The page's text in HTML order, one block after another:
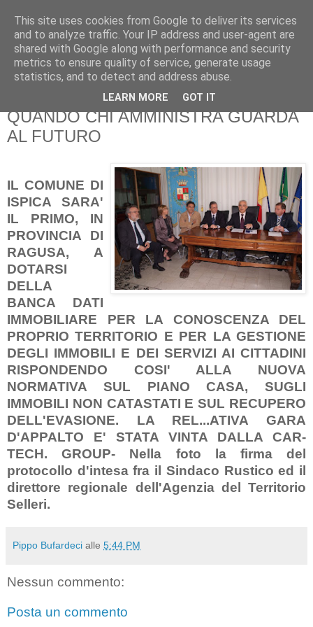
Pippo Bufardeci
La politica a Siracusa e dintorni
giovedì 27 maggio 2010
QUANDO CHI AMMINISTRA GUARDA
AL FUTURO
IL COMUNE DI
ISPICA SARA'
IL PRIMO, IN
PROVINCIA DI
RAGUSA, A
DOTARSI
DELLA
BANCA DATI
IMMOBILIARE PER LA CONOSCENZA DEL
PROPRIO TERRITORIO E PER LA GESTIONE
DEGLI IMMOBILI E DEI SERVIZI AI CITTADINI
RISPONDENDO COSI' ALLA NUOVA
NORMATIVA SUL PIANO CASA, SUGLI
IMMOBILI NON CATASTATI E SUL RECUPERO
DELL'EVASIONE. LA REL...ATIVA GARA
D'APPALTO E' STATA VINTA DALLA CAR-
TECH. GROUP- Nella foto la firma del
protocollo d'intesa fra il Sindaco Rustico ed il
direttore regionale dell'Agenzia del Territorio
Selleri.
Pippo Bufardeci alle 5:44 PM
Nessun commento:
Posta un commento
This site uses cookies from Google to deliver its services
and to analyze traffic. Your IP address and user-agent are
shared with Google along with performance and security
metrics to ensure quality of service, generate usage
statistics, and to detect and address abuse.
LEARN MORE GOT IT